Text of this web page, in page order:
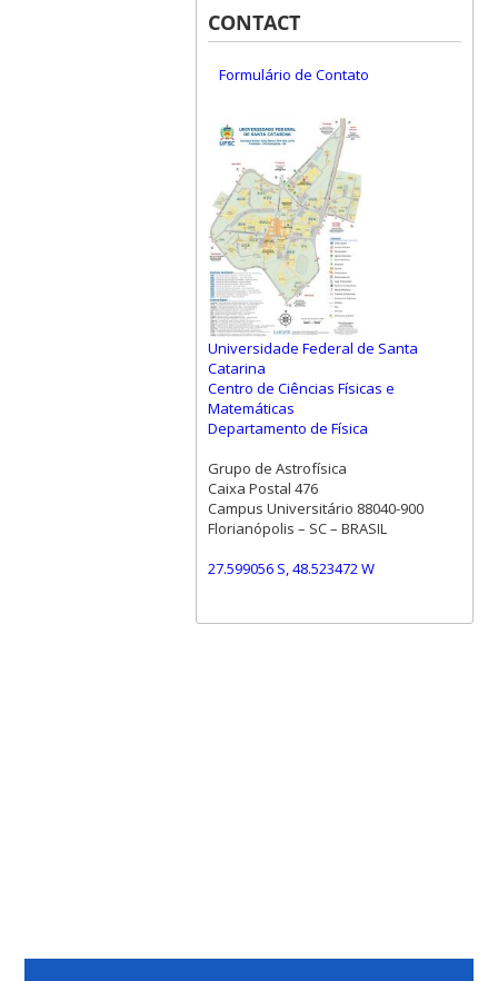
CONTACT
Formulário de Contato
Universidade Federal de Santa
Catarina
Centro de Ciências Físicas e
Matemáticas
Departamento de Física
Grupo de Astrofísica
Caixa Postal 476
Campus Universitário 88040-900
Florianópolis – SC – BRASIL
27.599056 S, 48.523472 W